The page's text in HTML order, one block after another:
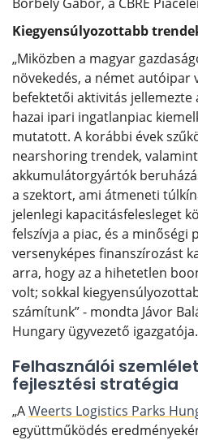
Kiegyensúlyozottabb
„Miközben a magyar
növekedés, a német autóipar
befektetői aktivitás jellemezte
hazai ipari ingatlanpiac
mutatott. A korábbi évek
nearshoring trendek,
akkumulátorgyártók
a szektort, ami átmeneti
jelenlegi kapacitásfelesleget
felszívja a piac, és a minőségi
versenyképes finanszírozást
arra, hogy az a hihetetlen
volt; sokkal
számítunk” - mondta Jávor
Hungary ügyvezető igazgatója.
Felhasználói
fejlesztési stratégia
„AWeerts Logistics Parks
együttműködés